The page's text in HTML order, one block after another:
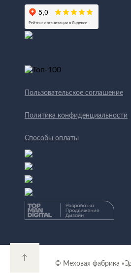
Пользовательское соглашение
Политика конфиденциальности
Способы оплаты
© Меховая фабрика
↑